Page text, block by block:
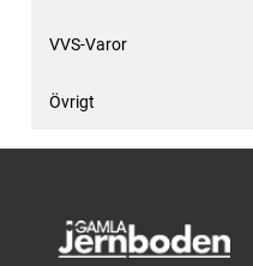
VVS-Varor
Övrigt